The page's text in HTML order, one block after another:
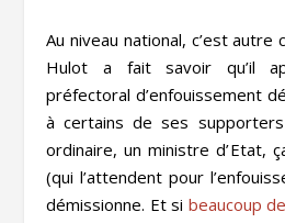
Au niveau national, c’est autre
Hulot a fait savoir qu’il
préfectoral d’enfouissement
à certains de ses
ordinaire, un ministre d’Etat,
(qui l’attendent pour
démissionne. Et si beaucoup